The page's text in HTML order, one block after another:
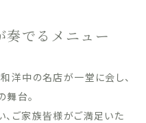
奏でるメニュー
洋中の名店が一堂に会し、
台。
ご家族皆様がご満足いた